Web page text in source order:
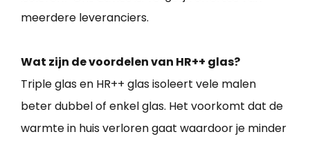
meerdere leveranciers.
Wat zijn de voordelen van HR++ glas?
Triple glas en HR++ glas isoleert vele malen
beter dubbel of enkel glas. Het voorkomt dat de
warmte in huis verloren gaat waardoor je minder